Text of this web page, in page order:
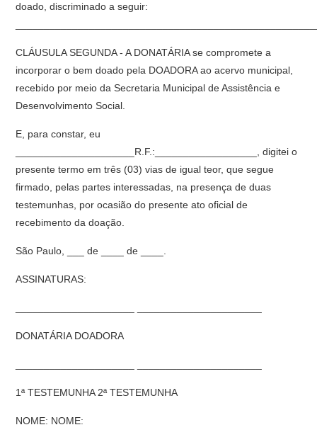
doado, discriminado a seguir:
CLÁUSULA SEGUNDA - A DONATÁRIA se compromete a
incorporar o bem doado pela DOADORA ao acervo municipal,
recebido por meio da Secretaria Municipal de Assistência e
Desenvolvimento Social.
E, para constar, eu
_____________________R.F.:__________________, digitei o
presente termo em três (03) vias de igual teor, que segue
firmado, pelas partes interessadas, na presença de duas
testemunhas, por ocasião do presente ato oficial de
recebimento da doação.
São Paulo, ___ de ____ de ____.
ASSINATURAS:
DONATÁRIA DOADORA
1ª TESTEMUNHA 2ª TESTEMUNHA
NOME: NOME: